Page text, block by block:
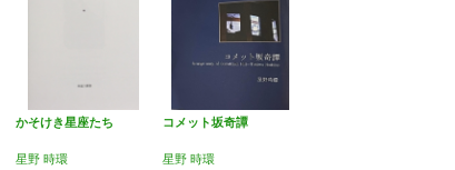
かそけき星座たち
星野 時環
コメット坂奇譚
星野 時環